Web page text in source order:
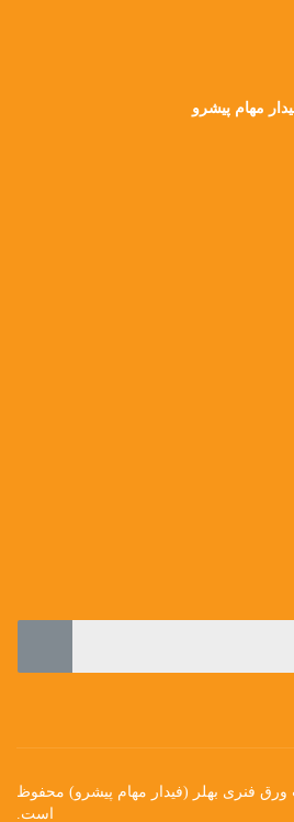
مهام پیشرو
فنری بهلر (فیدار مهام پیشرو) محفوظ
است.